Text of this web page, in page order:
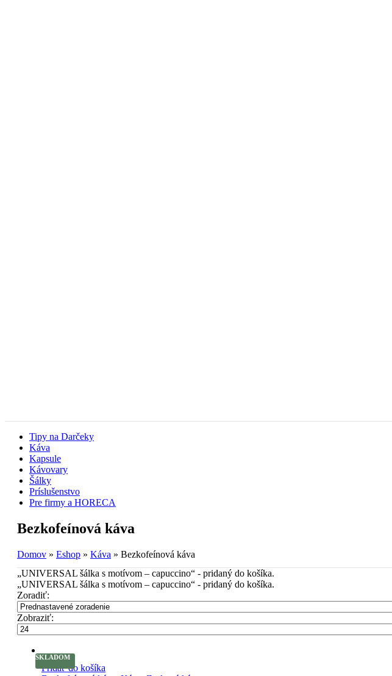
Tipy na Darčeky
Káva
Kapsule
Kávovary
Šálky
Príslušenstvo
Pre firmy a HORECA
Bezkofeínová káva
Domov » Eshop » Káva » Bezkofeínová káva
„UNIVERSAL šálka s motívom – capuccino“ - pridaný do košíka.
„UNIVERSAL šálka s motívom – capuccino“ - pridaný do košíka.
Zoradiť:
Zobraziť:
SKLADOM
Pridať do košíka